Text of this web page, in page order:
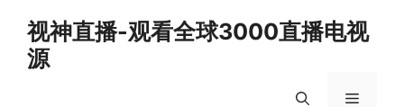
content
视神直播-观看全球3000直播电视
源
Menu